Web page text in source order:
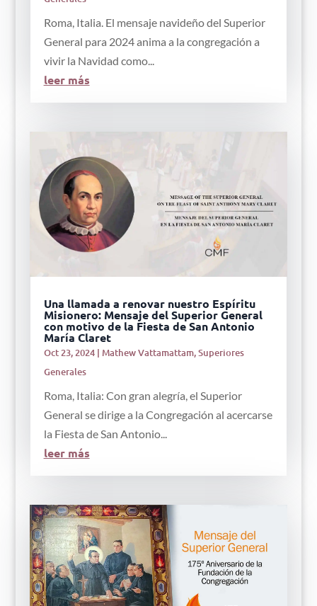
Roma, Italia. El mensaje navideño del Superior
General para 2024 anima a la congregación a
vivir la Navidad como...
leer más
Una llamada a renovar nuestro Espíritu
Misionero: Mensaje del Superior General
con motivo de la Fiesta de San Antonio
María Claret
Oct 23, 2024| Mathew Vattamattam,Superiores
Generales
Roma, Italia: Con gran alegría, el Superior
General se dirige a la Congregación al acercarse
la Fiesta de San Antonio...
leer más